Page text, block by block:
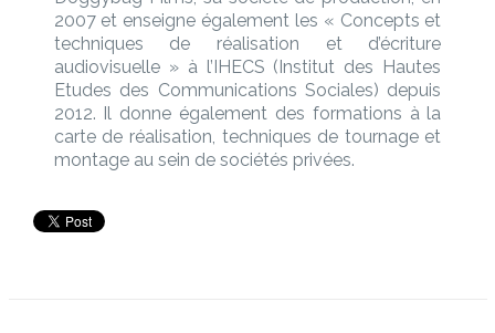
2007 et enseigne également les « Concepts et
techniques de réalisation et d’écriture
audiovisuelle » à l’IHECS (Institut des Hautes
Etudes des Communications Sociales) depuis
2012. Il donne également des formations à la
carte de réalisation, techniques de tournage et
montage au sein de sociétés privées.